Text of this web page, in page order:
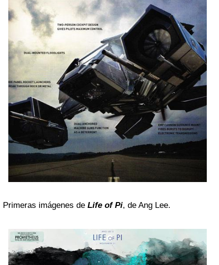
Primeras imágenes de Life of Pi, de Ang Lee.